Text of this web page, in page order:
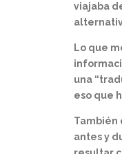
viajaba
Lo que
una
eso que
También
antes y